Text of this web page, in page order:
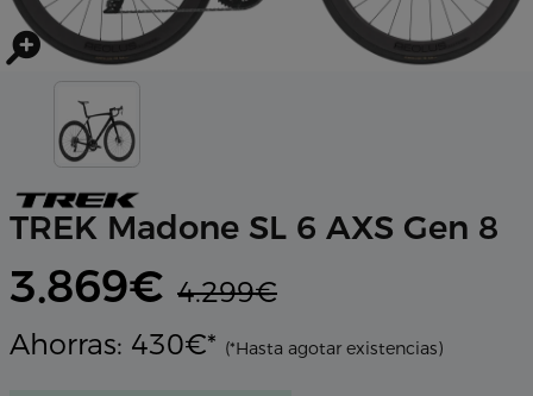
TREK Madone SL 6 AXS Gen 8
3.869€ 4.299€
Ahorras: 430€* (*Hasta agotar existencias)